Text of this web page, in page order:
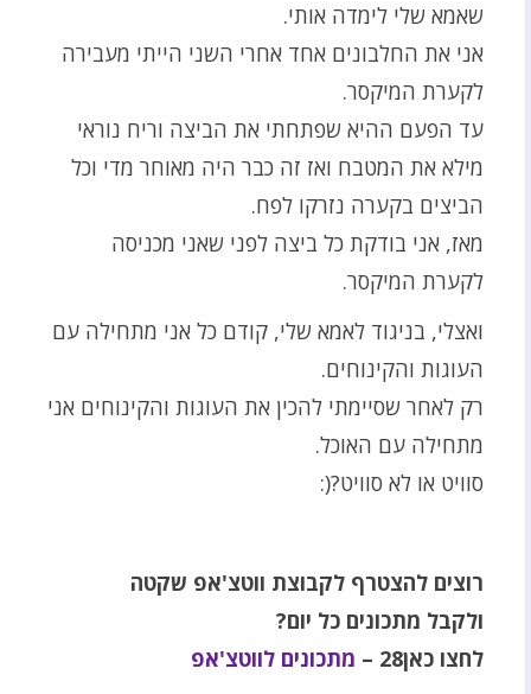
שאמא שלי לימדה אותי.
אני את החלבונים אחד אחרי השני הייתי מעבירה
לקערת המיקסר.
עד הפעם ההיא שפתחתי את הביצה וריח נוראי
מילא את המטבח ואז זה כבר היה מאוחר מדי וכל
הביצים בקערה נזרקו לפח.
מאז, אני בודקת כל ביצה לפני שאני מכניסה
לקערת המיקסר.
ואצלי, בניגוד לאמא שלי, קודם כל אני מתחילה עם
העוגות והקינוחים.
רק לאחר שסיימתי להכין את העוגות והקינוחים אני
מתחילה עם האוכל.
סוויט או לא סוויט?(:
רוצים להצטרף לקבוצת ווטצ'אפ שקטה
ולקבל מתכונים כל יום?
לחצו כאן28
– מתכונים לווטצ'אפ